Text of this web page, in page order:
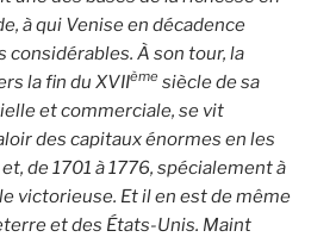
à qui Venise en décadence
considérables. À son tour, la
la fin du XVIIème siècle de sa
et commerciale, se vit
des capitaux énormes en les
de 1701 à 1776, spécialement à
victorieuse. Et il en est de même
et des États-Unis. Maint